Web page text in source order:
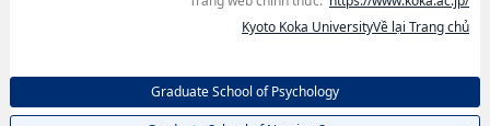
Kyoto Koka UniversityVề lại Trang chủ
Graduate School of Psychology